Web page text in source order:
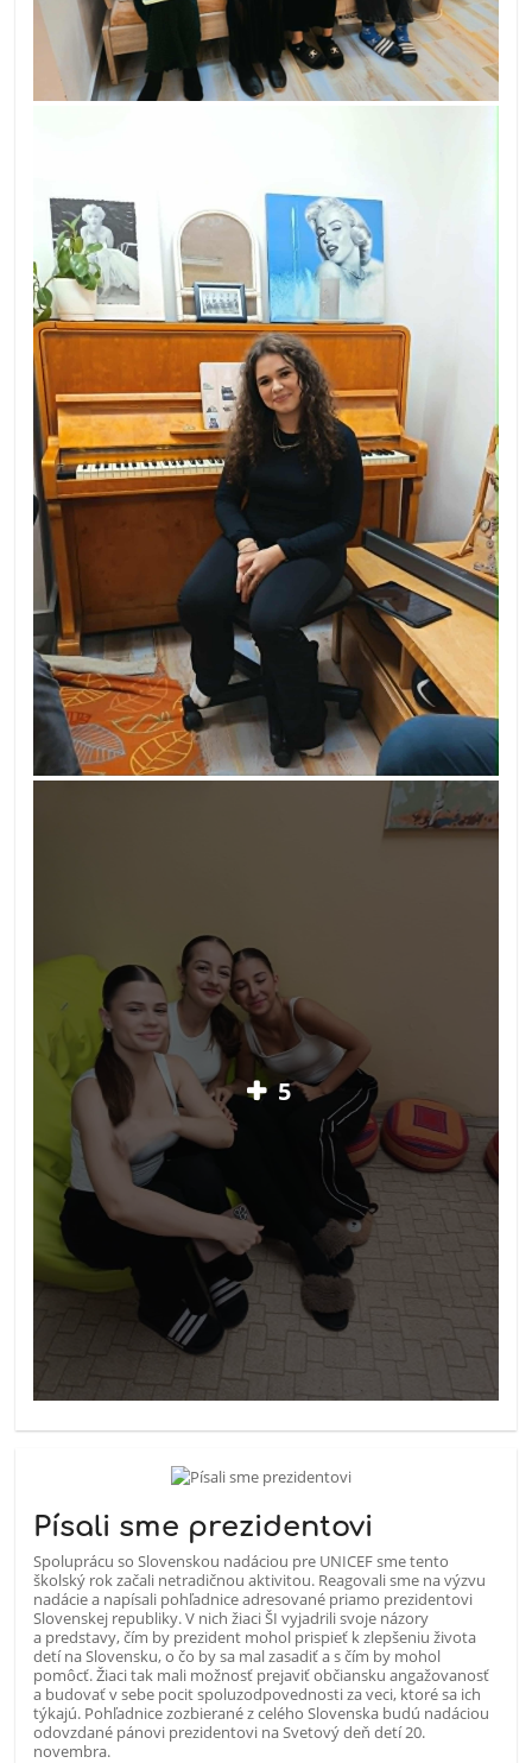
5
Písali sme prezidentovi
Spoluprácu so Slovenskou nadáciou pre UNICEF sme tento
školský rok začali netradičnou aktivitou. Reagovali sme na výzvu
nadácie a napísali pohľadnice adresované priamo prezidentovi
Slovenskej republiky. V nich žiaci ŠI vyjadrili svoje názory
a predstavy, čím by prezident mohol prispieť k zlepšeniu života
detí na Slovensku, o čo by sa mal zasadiť a s čím by mohol
pomôcť. Žiaci tak mali možnosť prejaviť občiansku angažovanosť
a budovať v sebe pocit spoluzodpovednosti za veci, ktoré sa ich
týkajú. Pohľadnice zozbierané z celého Slovenska budú nadáciou
odovzdané pánovi prezidentovi na Svetový deň detí 20.
novembra.